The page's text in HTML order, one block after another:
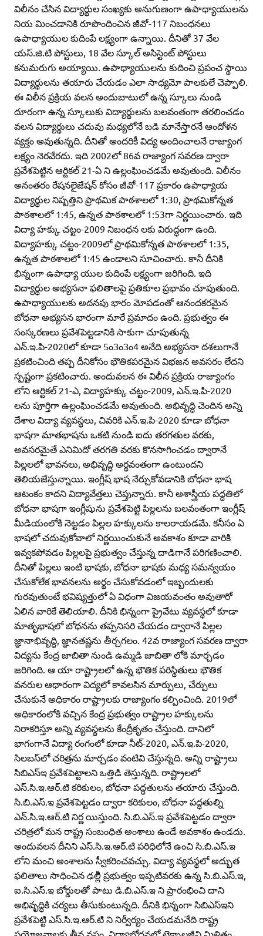
విలీనం చేసిన విద్యార్థుల సంఖ్యకు అనుగుణంగా ఉపాధ్యాయులను
నియ మించడానికి రూపొందించిన జీవో-117 నిబంధనలు
ఉపాధ్యాయుల కుదింపే లక్ష్యంగా ఉన్నాయి. దీనితో 37 వేల
యస్‌.జి.టి పోస్టులు, 18 వేల స్కూల్‌ అసిస్టెంట్‌ పోస్టులు
కనుమరుగు అయ్యాయి. ఉపాధ్యాయులను కుదించి ప్రపంచ స్థాయి
విద్యార్థులను తయారు చేయడం ఎలా సాధ్యమో పాలకులే చెప్పాలి.
ఈ విలీన ప్రక్రియ వలన అందుబాటులో ఉన్న స్కూలు నుండి
దూరంగా ఉన్న స్కూలుకు విద్యార్థులను బలవంతంగా తరలించడం
వలన విద్యార్థులు చదువు మధ్యలోనే బడి మానేస్తారనే ఆందోళన
వ్యక్తం అవుతున్నది. దీనితో అందరికీ విద్య అందించాలనే రాజ్యాంగ
లక్ష్యం నెరవేరదు. ఇది 2002లో 86వ రాజ్యాంగ సవరణ ద్వారా
ప్రవేశపెట్టిన ఆర్టికల్‌ 21-ఏ ని ఉల్లంఘించడమే అవుతుంది. విలీనం
అనంతరం రేషనలైజేషన్‌ కోసం జీవో-117 ప్రకారం ఉపాధ్యాయ
విద్యార్థుల నిష్పత్తిని ప్రాథమిక పాఠశాలలో 1:30, ప్రాథమికోన్నత
పాఠశాలలో 1:45, ఉన్నత పాఠశాలలో 1:53గా నిర్ణయించారు. ఇది
విద్యా హక్కు చట్టం-2009 నిబంధన లకు విరుద్ధంగా ఉంది.
విద్యాహక్కు చట్టం-2009లో ప్రాథమికోన్నత పాఠశాలలో 1:35,
ఉన్నత పాఠశాలలో 1:45 ఉండాలని సూచించారు. కానీ దీనికి
భిన్నంగా ఉపాధ్యా యుల కుదింపే లక్ష్యంగా జరిగింది. ఇది
విద్యార్థుల అభ్యసనా ఫలితాలపై ప్రతికూల ప్రభావం చూపుతుంది.
ఉపాధ్యాయులకు అదనపు భారం మోపడంతో ఆనందకరమైన
బోధనా అభ్యసన భారంగా మారే ప్రమాదం ఉంది. ప్రభుత్వం ఈ
సంస్కరణలు ప్రవేశపెట్టడానికి సాకుగా చూపుతున్న
ఎన్‌.ఇ.పి-2020లో కూడా 5ం3ం3ం4 అనేది అభ్యసనా దశలుగానే
ప్రకటించింది తప్ప దీనికోసం భౌతికపరమైన విభజన అవసరం లేదని
స్పష్టంగా ప్రకటించారు. అందువలన ఈ విలీన ప్రక్రియ రాజ్యాంగం
లోని ఆర్టికల్‌ 21-ఎ, విద్యాహక్కు చట్టం-2009, ఎన్‌.ఇ.పి-2020
లను పూర్తిగా ఉల్లంఘించడమే అవుతుంది. అభివృద్ధి చెందిన అన్ని
దేశాల విద్యా వ్యవస్థలు, చివరికి ఎన్‌.ఇ.పి-2020 కూడా బోధనా
భాషగా మాతభాషను ఒకటి నుండి ఐదు తరగతుల వరకు,
అవసరమైతే ఎనిమిదో తరగతి వరకు కొనసాగించడం ద్వారానే
పిల్లలలో భావనలు, అభివృద్ధి అర్థవంతంగా ఉంటుందని
తెలియజేస్తున్నాయి. ఇంగ్లీష్‌ భాష నేర్చుకోవడానికి బోధనా భాష
ఆటంకం కాదని విద్యావేత్తలు చెప్తున్నారు. కానీ అశాస్త్రీయ పద్ధతిలో
బోధనా భాషగా ఇంగ్లీషును ప్రవేశపెట్టి పిల్లలను బలవంతంగా ఇంగ్లీష్‌
మీడియంలోకి నెట్టడం పిల్లల హక్కులను కాలరాయడమే. కనీసం ఏ
భాషలో చదువుకోవాలో నిర్ణయించుకునే అవకాశం కూడా వారికి
ఇవ్వకపోవడం పిల్లలపై ప్రభుత్వం చేస్తున్న దాడిగానే పరిగణించాలి.
దీనితో పిల్లలు ఇంటి భాషకు, బోధనా భాషకు మధ్య సమన్వయం
చేసుకోలేక భావనలను అర్థం చేసుకోవడంలో ఇబ్బందులకు
గురవుతుంటే భవిష్యత్తులో ఏ విధంగా విజయవంతం అవుతారో
ఏలిన వారికే తెలియాలి. దీనికి భిన్నంగా ప్రైవేటు వ్యవస్థలో కూడా
మాతృభాషలో బోధనను తప్పనిసరి చేయడం ద్వారానే పిల్లల
జ్ఞానాభివృద్ధి, జ్ఞానతష్ణను తీర్చగలం. 42వ రాజ్యాంగ సవరణ ద్వారా
విద్యను కేంద్ర జాబితా నుండి ఉమ్మడి జాబితా లోకి మార్చడం
జరిగింది. ఆ యా రాష్ట్రాలలో ఉన్న భౌతిక పరిస్థితులు భౌతిక
వనరుల ఆధారంగా విద్యలో కావలసిన మార్పులు, చేర్పులు
చేసుకునే అధికారం రాష్ట్రాలకు రాజ్యాంగం కల్పించింది. 2019లో
అధికారంలోకి వచ్చిన కేంద్ర ప్రభుత్వం రాష్ట్రాల హక్కులను
నిరాకరిస్తూ అన్ని వ్యవస్థలను కేంద్రీకృతం చేస్తుంది. దానిలో
భాగంగానే విద్యా రంగంలో కూడా నీట్‌-2020, ఎన్‌.ఇ.పి-2020,
సిలబస్‌లో చరిత్రను మార్చడం వంటివి చేస్తున్నది. అన్ని రాష్ట్రాలు
సిబిఎస్‌ఇ ప్రవేశపెట్టాలని ఒత్తిడి తెస్తున్నది. రాష్ట్రాలలో
ఎస్‌.సి.ఇ.ఆర్‌.టి కరికులం, బోధనా పద్ధతులను తయారు చేస్తుంది.
సి.బి.ఎస్‌.ఇ ప్రవేశపెట్టడం ద్వారా కరికులం, బోధనా పద్ధతుల్ని
ఎన్‌.సి.ఇ.ఆర్‌.టి నిర్ణ యిస్తుంది. సి.బి.ఎస్‌.ఇ ప్రవేశపెట్టడం ద్వారా
చరిత్రలో మన రాష్ట్ర సంబంధిత అంశాలు ఉండే అవకాశం ఉండదు.
అందువలన దీనిని ఎస్‌.సి.ఇ.ఆర్‌.టి పరిధిలోనే ఉంచి సి.బి.ఎస్‌.ఇ
లోని మంచి అంశాలను స్వీకరించవచ్చు. విద్యా వ్యవస్థలో అద్భుత
ఫలితాలు సాధించిన ఢల్లీి ప్రభుత్వం ఇప్పటివరకు ఉన్న సి.బి.ఎస్‌.ఇ,
ఐ.సి.ఎస్‌.ఇ బోర్డులతో పాటు డి.బి.ఎస్‌.ఇ ని ప్రారంభించి దాని
అభివృద్ధికి చర్యలు తీసుకుంటున్నది. దీనికి భిన్నంగా సిబిఎస్‌ఇని
ప్రవేశపెట్టి ఎస్‌.సి.ఇ.ఆర్‌.టి ని నిర్వీర్యం చేయడమనేది రాష్ట్ర
ప్రయోజనాలకు తీవ్ర నష్టం. విద్యాబోధనలో టెక్నాలజీని మిళితం